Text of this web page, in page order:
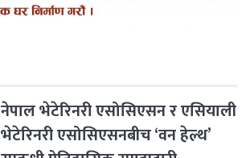
नेपाल भेटेरिनरी एसोसिएसन र एसियाली
भेटेरिनरी एसोसिएसनबीच ‘वन हेल्थ’